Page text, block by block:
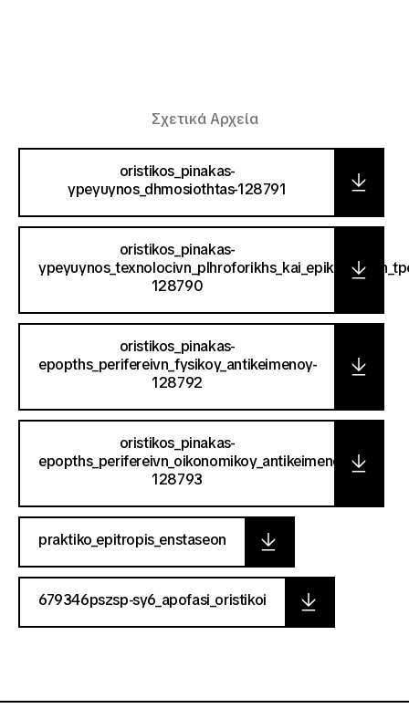
Σχετικά Αρχεία
oristikos_pinakas-
ypeyuynos_dhmosiothtas-128791
oristikos_pinakas-
128790
oristikos_pinakas-
epopths_perifereivn_fysikoy_antikeimenoy-
128792
oristikos_pinakas-
epopths_perifereivn_oikonomikoy_antikeimenoy-
128793
praktiko_epitropis_enstaseon
679346pszsp-sy6_apofasi_oristikoi